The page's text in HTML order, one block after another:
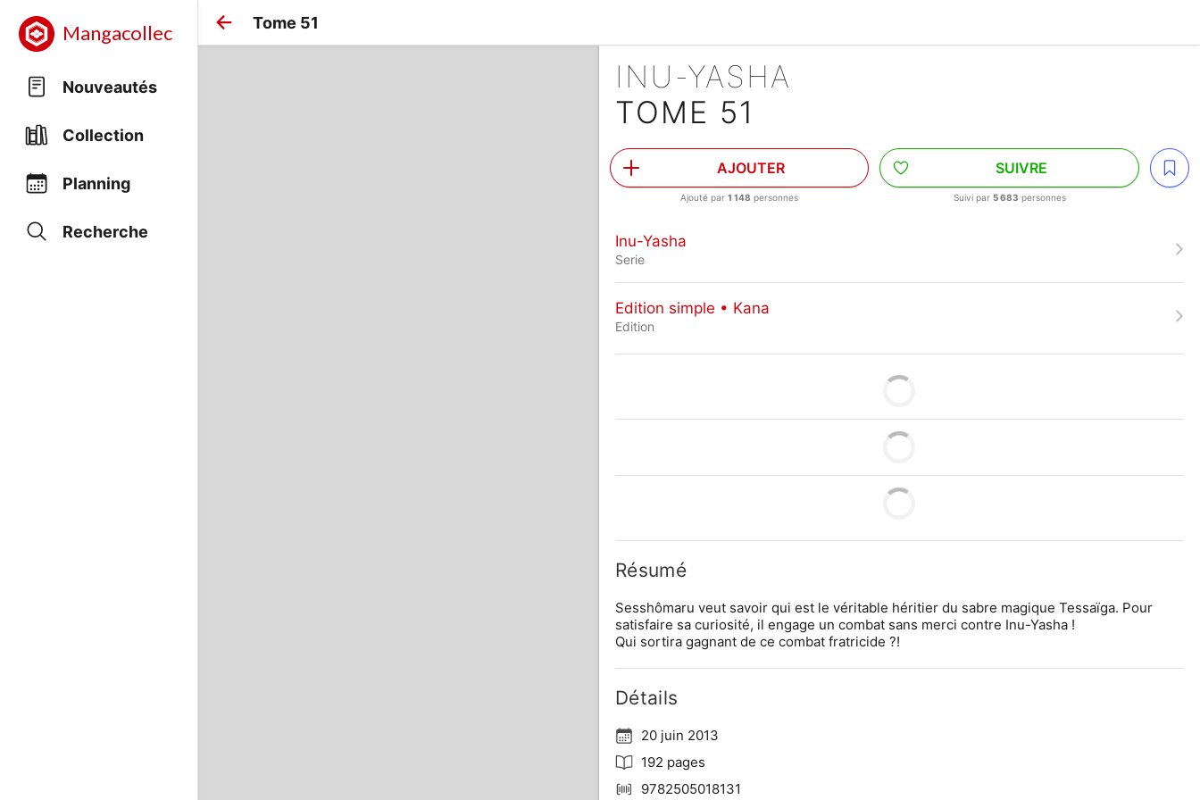
Mangacollec
Nouveautés
Collection
Planning
Recherche
Tome 51
INU-YASHA
TOME 51
AJOUTER
Ajouté par1 148 personnes
SUIVRE
Suivi par 5 683 personnes
Inu-Yasha
Serie
Edition simple • Kana
Edition
Résumé
Sesshômaru veut savoir qui est le véritable héritier du sabre magique Tessaïga. Pour
satisfaire sa curiosité, il engage un combat sans merci contre Inu-Yasha !
Qui sortira gagnant de ce combat fratricide ?!
Détails
20 juin 2013
192 pages
9782505018131